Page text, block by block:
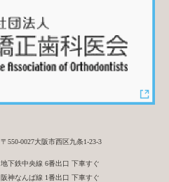
〒550-0027大阪市西区九条1-23-3
地下鉄中央線 6番出口 下車すぐ
阪神なんば線 1番出口 下車すぐ